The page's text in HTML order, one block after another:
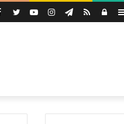
Log
RSS
Telegram
Instagram
YouTube
Twitter
Facebook